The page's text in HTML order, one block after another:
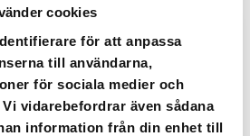
cookies
för att anpassa
till användarna,
för sociala medier och
vidarebefordrar även sådana
information från din enhet till
sms-tjänst.
vi enbart för att kunna informera dig
händelser som kan påverka dig